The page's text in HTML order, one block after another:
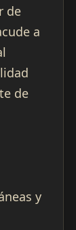
de
a
de
y